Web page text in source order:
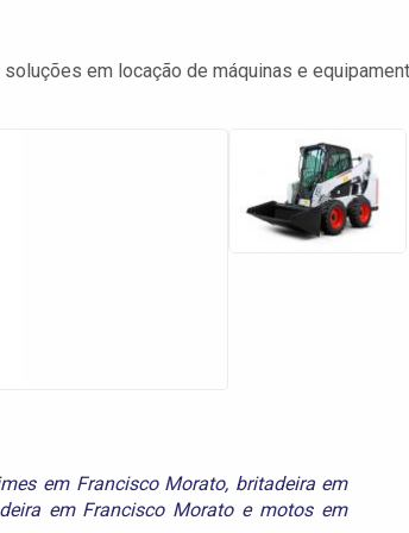
em locação de máquinas e
em Francisco Morato, britadeira em
em Francisco Moratoe motos em